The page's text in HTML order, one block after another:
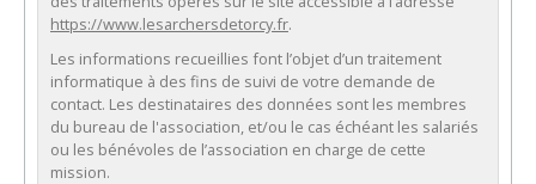
https://www.lesarchersdetorcy.fr.
Les informations recueillies font l’objet d’un traitement
informatique à des fins de suivi de votre demande de
contact. Les destinataires des données sont les membres
du bureau de l'association, et/ou le cas échéant les salariés
ou les bénévoles de l’association en charge de cette
mission.